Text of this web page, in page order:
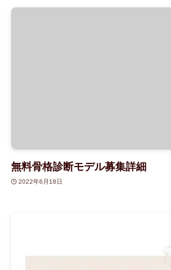
無料骨格診断モデル募集詳細
2022年6月18日